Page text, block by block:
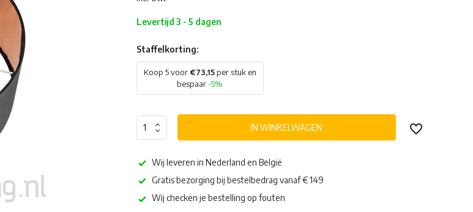
Levertijd 3 - 5 dagen
Staffelkorting:
Koop 5 voor€73,15per stuk en
bespaar -5%
IN WINKELWAGEN
Wij leveren in Nederland en België
Gratis bezorging bij bestelbedrag vanaf € 149
Wij checken je bestelling op fouten